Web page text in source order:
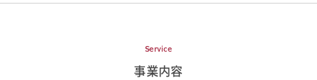
Service
事業内容